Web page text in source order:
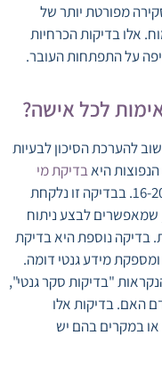
מפורטת יותר של
אלו בדיקות הכרחיות
על התפתחות העובר.
לכל אישה?
להערכת הסיכון לבעיות
היאבדיקת מי
, המתבצעת בדרך כלל בין השבועות 16-20. בבדיקה זו נלקחת
שמאפשרים לבצע ניתוח
בדיקה נוספת היא בדיקת
"בדיקות סקר גנטי",
האם. בדיקות אלו
במקרים בהם יש